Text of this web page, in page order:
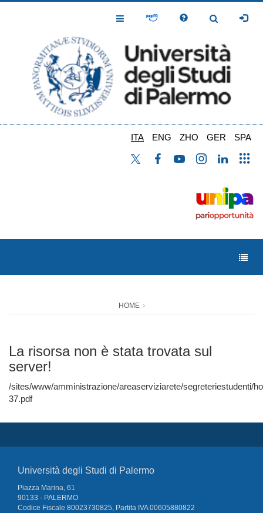
Toggle
Toggle
ITA ENG ZHO GER SPA
HOME
La risorsa non è stata trovata sul
server!
/sites/www/amministrazione/areaserviziarete/segreteriestudenti/
37.pdf
Università degli Studi di Palermo
Piazza Marina, 61
90133 - PALERMO
Codice Fiscale 80023730825, Partita IVA 00605880822